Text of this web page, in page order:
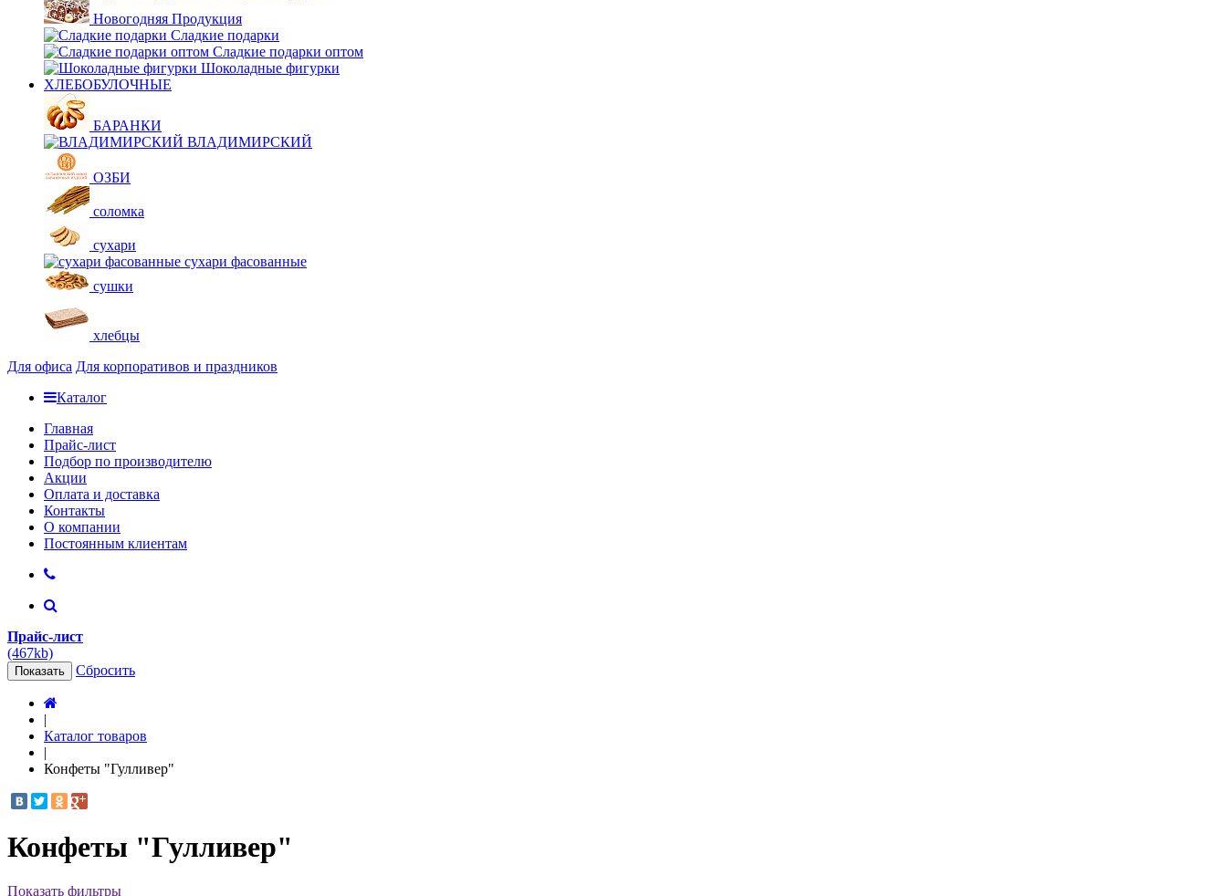
Новогодняя Продукция
Сладкие подарки
Сладкие подарки оптом
Шоколадные фигурки
ХЛЕБОБУЛОЧНЫЕ
БАРАНКИ
ВЛАДИМИРСКИЙ
ОЗБИ
соломка
сухари
сухари фасованные
сушки
хлебцы
Для офиса Для корпоративов и праздников
Каталог
Главная
Прайс-лист
Подбор по производителю
Акции
Оплата и доставка
Контакты
О компании
Постоянным клиентам
Прайс-лист
(467kb)
Показать Сбросить
|
Каталог товаров
|
Конфеты "Гулливер"
Конфеты "Гулливер"
Показать фильтры